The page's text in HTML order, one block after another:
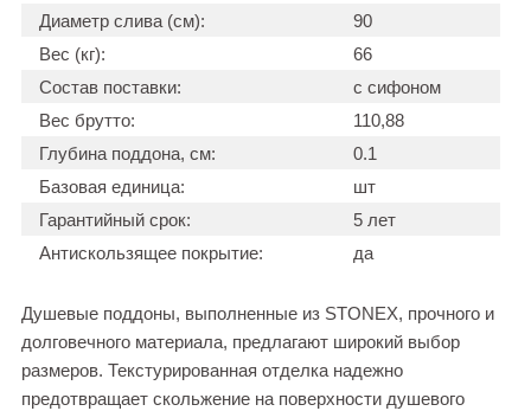
Диаметр слива (см):
90
Вес (кг):
66
Состав поставки:
с сифоном
Вес брутто:
110,88
Глубина поддона, см:
0.1
Базовая единица:
шт
Гарантийный срок:
5 лет
Антискользящее покрытие:
да
Душевые поддоны, выполненные из STONEX, прочного и
долговечного материала, предлагают широкий выбор
размеров. Текстурированная отделка надежно
предотвращает скольжение на поверхности душевого